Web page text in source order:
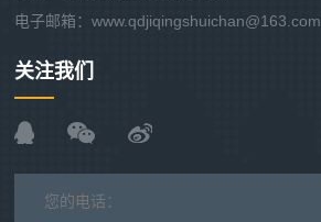
电子邮箱：www.qdjiqingshuichan@163.com
关注我们